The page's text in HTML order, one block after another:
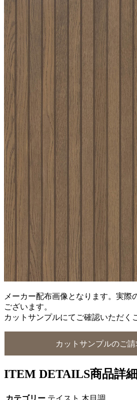
メーカー配布画像となります。実際
ございます。
カットサンプルにてご確認いただく
カットサンプルのご
ITEM DETAILS商品詳細
カテゴリー テイスト 木目調